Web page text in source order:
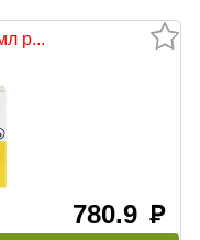
р...
780.9 руб